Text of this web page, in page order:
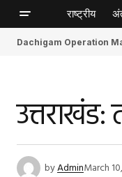
राष्ट्रीय
Dachigam Operation
byAdminMarch